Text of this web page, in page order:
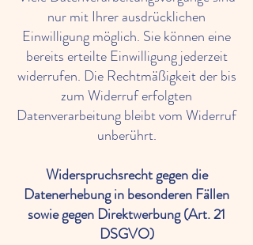
nur mit Ihrer ausdrücklichen
Einwilligung möglich. Sie können eine
bereits erteilte Einwilligung jederzeit
widerrufen. Die Rechtmäßigkeit der bis
zum Widerruf erfolgten
Datenverarbeitung bleibt vom Widerruf
unberührt.
Widerspruchsrecht gegen die
Datenerhebung in besonderen Fällen
sowie gegen Direktwerbung (Art. 21
DSGVO)